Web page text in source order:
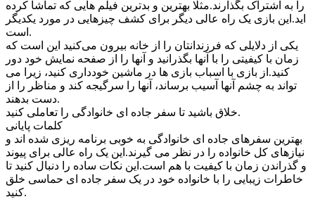
را به اشتراک بگذارند.مثلا بهترین و بدترین فیلم هایی که تماشا کرده
اید.این بازی یک راه عالی دیگر برای کشف چیزهایی در مورد یکدیگر
است.
یکی از دلایلی که فرزندانتان را از خانه بیرون می‌کنید این است که
زمان با کیفیتی را با آنها بگذرانید و آنها را از صفحه نمایش خود دور
کنید.از بازی با اسباب بازی ها در ماشین خودداری کنید، زیرا می
تواند به چشم آنها آسیب برساند، آنها را سرگیجه کند و مناظر را از
دست بدهند.
خلاق باشید تا سفر جاده ای خانوادگی را تعاملی کنید.
کلمات پایانی
بهترین سفرهای جاده ای خانوادگی به خوبی برنامه ریزی شده اند و
نیازهای کل خانواده را در نظر می گیرند.این یک راه عالی برای پیوند
و گذراندن زمان با کیفیت با هم است.این نکات ساده را دنبال کنید تا
خاطرات زیبایی را با خانواده خود در یک سفر جاده ای حماسی خلق
کنید.